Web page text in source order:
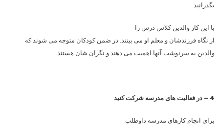
بگذرانید.
با این كار والدین كلاس درس را
از نگاه فرزندشان و معلم او می بینند. در ضمن كودكان متوجه می شوند كه
والدین به سرنوشت آنها اهمیت می دهند و نگران شان هستند.
4 – در فعالیت های مدرسه شركت كنید
برای انجام كارهای مدرسه داوطلب